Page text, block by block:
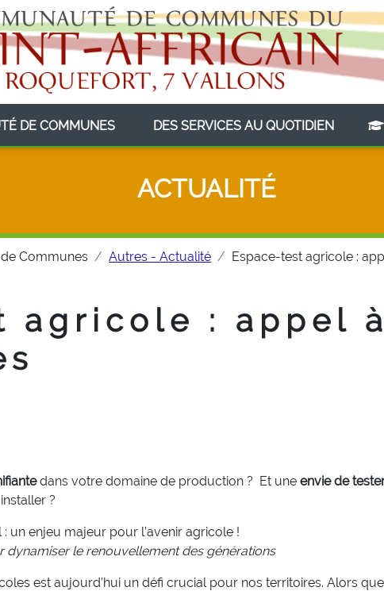
DE COMMUNES(CURRENT)DES SERVICES AU QUOTIDIEN
ACTUALITÉ
Communes Autres - Actualité Espace-test agricole :
agricole : appel
dans votre domaine de production ? Et une envie de
?
un enjeu majeur pour l’avenir agricole !
le renouvellement des générations
est aujourd’hui un défi crucial pour nos territoires. Alors